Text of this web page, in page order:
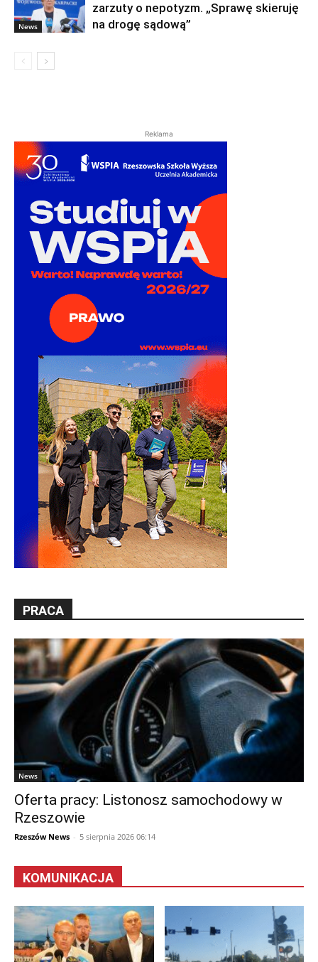
News
zarzuty o nepotyzm. „Sprawę skieruję
na drogę sądową”
Reklama
PRACA
News
Oferta pracy: Listonosz samochodowy w
Rzeszowie
Rzeszów News - 5 sierpnia 2026 06:14
KOMUNIKACJA